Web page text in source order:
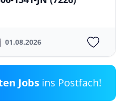
01.08.2026
Jobs ins Postfach!